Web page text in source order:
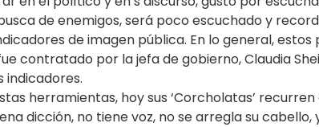
de enemigos, será poco escuchado y
de imagen pública. En lo general, estos
contratado por la jefa de gobierno, Claudia
indicadores.
herramientas, hoy sus ‘Corcholatas’
dicción, no tiene voz, no se arregla su